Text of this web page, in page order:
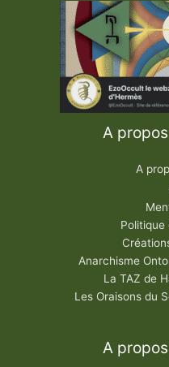
A
A
Anarchisme
La TAZ de
Les Oraisons du
A